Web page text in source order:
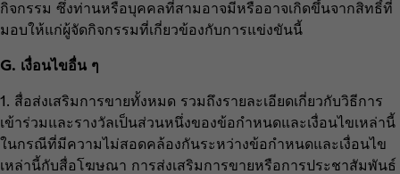
กิจกรรม ซึ่งท่านหรือบุคคลที่สามอาจมีหรืออาจเกิดขึ้นจากสิทธิ์ที่
มอบให้แก่ผู้จัดกิจกรรมที่เกี่ยวข้องกับการแข่งขันนี้
G. เงื่อนไขอื่น ๆ
1. สื่อส่งเสริมการขายทั้งหมด รวมถึงรายละเอียดเกี่ยวกับวิธีการ
เข้าร่วมและรางวัลเป็นส่วนหนึ่งของข้อกำหนดและเงื่อนไขเหล่านี้
ในกรณีที่มีความไม่สอดคล้องกันระหว่างข้อกำหนดและเงื่อนไข
เหล่านี้กับสื่อโฆษณา การส่งเสริมการขายหรือการประชาสัมพันธ์